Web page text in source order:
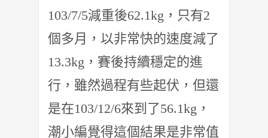
103/7/5減重後62.1kg，只有2
個多月，以非常快的速度減了
13.3kg，賽後持續穩定的進
行，雖然過程有些起伏，但還
是在103/12/6來到了56.1kg，
潮小編覺得這個結果是非常值